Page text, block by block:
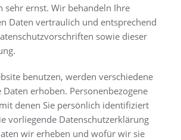
sehr ernst. Wir behandeln Ihre
Daten vertraulich und entsprechend
sowie dieser
benutzen, werden verschiedene
Daten erhoben. Personenbezogene
denen Sie persönlich identifiziert
vorliegende Datenschutzerklärung
wir erheben und wofür wir sie